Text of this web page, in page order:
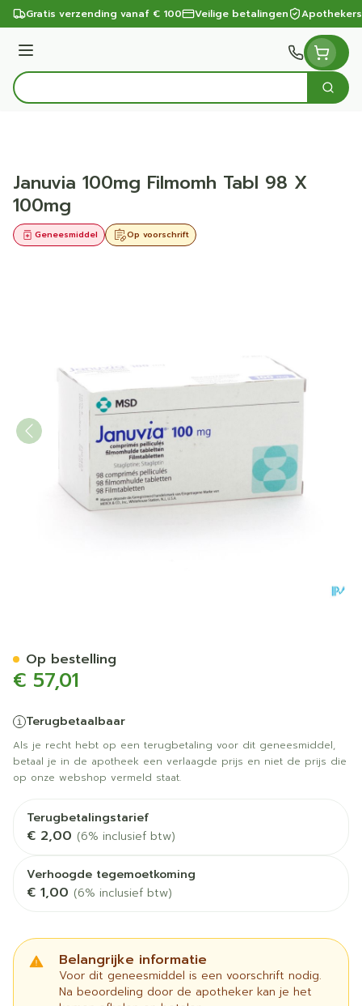
Ga naar de inhoud
Gratis verzending vanaf € 100 Veilige betalingen
Menu
Product, merk, categorie...
Zoek
Januvia 100mg Filmomh Tabl 98 X
100mg
Op voorschrift
Geneesmiddel
€ 57,01
Terugbetaalbaar
Als je recht hebt op een terugbetaling voor dit geneesmiddel,
betaal je in de apotheek een verlaagde prijs en niet de prijs die
op onze webshop vermeld staat.
Terugbetalingstarief
€ 2,00 (6% inclusief btw)
Verhoogde tegemoetkoming
€ 1,00 (6% inclusief btw)
Belangrijke informatie
Voor dit geneesmiddel is een voorschrift nodig.
Na beoordeling door de apotheker kan je het
Op bestelling